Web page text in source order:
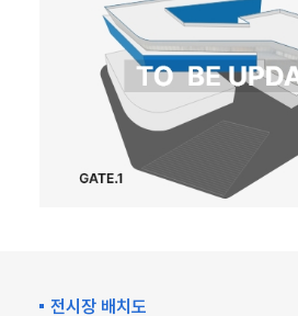
전시장 배치도